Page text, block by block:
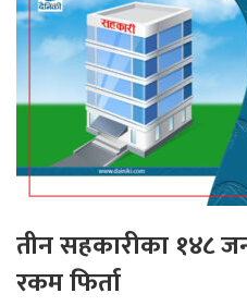
तीन सहकारीका १४८
रकम फिर्ता